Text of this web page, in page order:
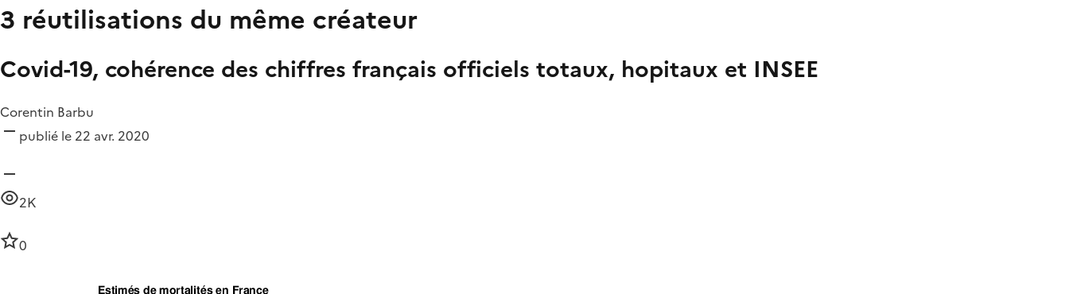
3 réutilisations du même créateur
Covid-19, cohérence des chiffres français officiels totaux, hopitaux et INSEE
Corentin Barbu
publié le 22 avr. 2020
2K
0